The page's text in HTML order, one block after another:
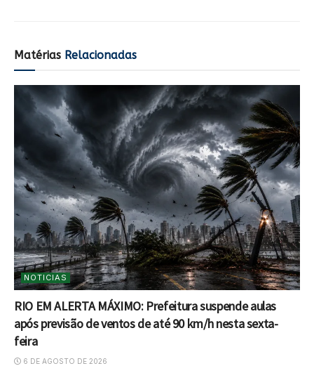
Matérias Relacionadas
NOTICIAS
RIO EM ALERTA MÁXIMO: Prefeitura suspende aulas
após previsão de ventos de até 90 km/h nesta sexta-
feira
6 DE AGOSTO DE 2026